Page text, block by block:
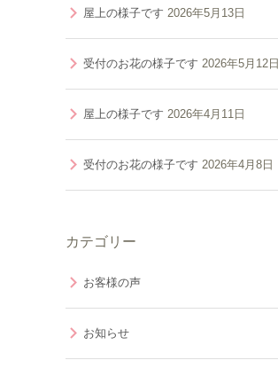
屋上の様子です 2026年5月13日
受付のお花の様子です 2026年5月12日
屋上の様子です 2026年4月11日
受付のお花の様子です 2026年4月8日
カテゴリー
お客様の声
お知らせ